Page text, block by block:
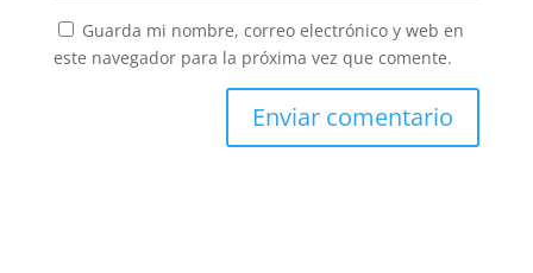
Guarda mi nombre, correo electrónico y web en
este navegador para la próxima vez que comente.